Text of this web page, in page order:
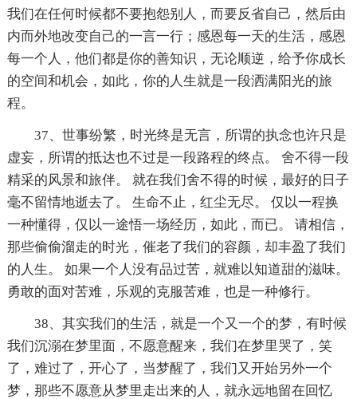
我们在任何时候都不要抱怨别人，而要反省自己，然后由
内而外地改变自己的一言一行；感恩每一天的生活，感恩
每一个人，他们都是你的善知识，无论顺逆，给予你成长
的空间和机会，如此，你的人生就是一段洒满阳光的旅
程。
37、世事纷繁，时光终是无言，所谓的执念也许只是
虚妄，所谓的抵达也不过是一段路程的终点。 舍不得一段
精采的风景和旅伴。 就在我们舍不得的时候，最好的日子
毫不留情地逝去了。 生命不止，红尘无尽。 仅以一程换
一种懂得，仅以一途悟一场经历，如此，而已。 请相信，
那些偷偷溜走的时光，催老了我们的容颜，却丰盈了我们
的人生。 如果一个人没有品过苦，就难以知道甜的滋味。
勇敢的面对苦难，乐观的克服苦难，也是一种修行。
38、其实我们的生活，就是一个又一个的梦，有时候
我们沉溺在梦里面，不愿意醒来，我们在梦里哭了，笑
了，难过了，开心了，当梦醒了，我们又开始另外一个
梦，那些不愿意从梦里走出来的人，就永远地留在回忆